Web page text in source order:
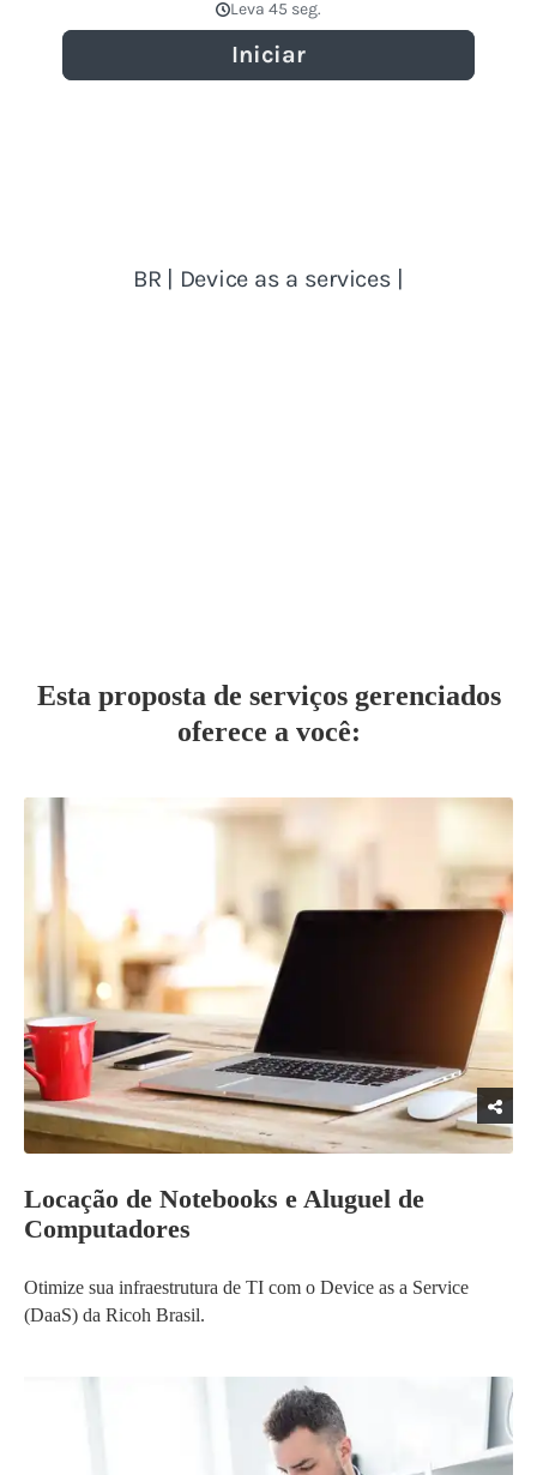
Esta proposta de serviços gerenciados
oferece a você:
Locação de Notebooks e Aluguel de
Computadores
Otimize sua infraestrutura de TI com o Device as a Service
(DaaS) da Ricoh Brasil.